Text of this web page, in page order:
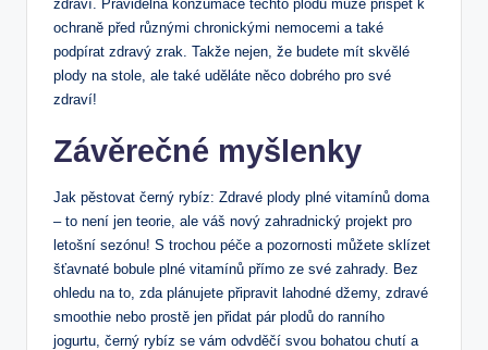
zdraví. Pravidelná konzumace těchto plodů může přispět k
ochraně před různými chronickými nemocemi a také
podpírat zdravý zrak. Takže nejen, že budete mít skvělé
plody na stole, ale také uděláte něco dobrého pro své
zdraví!
Závěrečné myšlenky
Jak pěstovat černý rybíz: Zdravé plody plné vitamínů doma
– to není jen teorie, ale váš nový zahradnický projekt pro
letošní sezónu! S trochou péče a pozornosti můžete sklízet
šťavnaté bobule plné vitamínů přímo ze své zahrady. Bez
ohledu na to, zda plánujete připravit lahodné džemy, zdravé
smoothie nebo prostě jen přidat pár plodů do ranního
jogurtu, černý rybíz se vám odvděčí svou bohatou chutí a